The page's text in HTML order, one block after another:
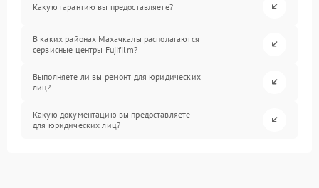
Какую гарантию вы предоставляете?
В каких районах Махачкалы располагаются
сервисные центры Fujifilm?
Выполняете ли вы ремонт для юридических
лиц?
Какую документацию вы предоставляете
для юридических лиц?